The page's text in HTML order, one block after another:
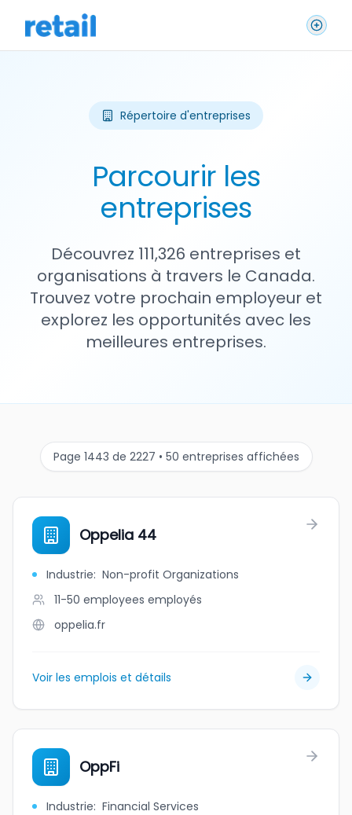
Répertoire d'entreprises
Parcourir les
entreprises
Découvrez 111,326 entreprises et
organisations à travers le Canada.
Trouvez votre prochain employeur et
explorez les opportunités avec les
meilleures entreprises.
Page 1443 de 2227 • 50 entreprises affichées
Oppelia 44
Industrie: Non-profit Organizations
11-50 employees employés
oppelia.fr
Voir les emplois et détails
OppFi
Industrie: Financial Services